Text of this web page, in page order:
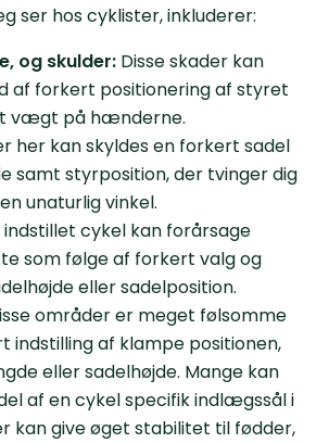
ser hos cyklister, inkluderer:
og skulder: Disse skader kan
af forkert positionering af styret
vægt på hænderne.
her kan skyldes en forkert sadel
samt styrposition, der tvinger dig
unaturlig vinkel.
indstillet cykel kan forårsage
som følge af forkert valg og
eller sadelposition.
områder er meget følsomme
indstilling af klampe positionen,
eller sadelhøjde. Mange kan
af en cykel specifik indlægssål i
kan give øget stabilitet til fødder,